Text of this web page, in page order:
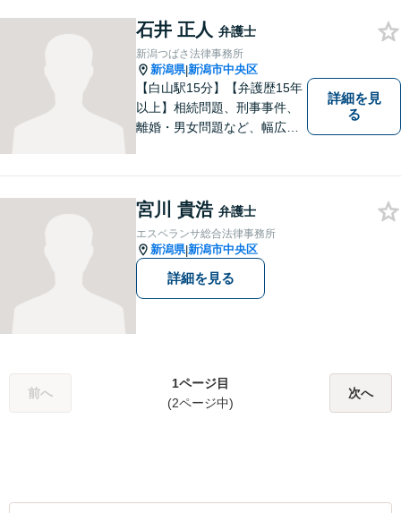
無料】
石井 正人 弁護士
新潟つばさ法律事務所
新潟県|新潟市中央区
【白山駅15分】【弁護歴15年
以上】相続問題、刑事事件、
離婚・男女問題など、幅広い
を目指します。まずはお気軽
にご相談を！【著書多数！】
詳細を見
る
宮川 貴浩 弁護士
エスペランサ総合法律事務所
新潟県|新潟市中央区
詳細を見る
前へ
1ページ目
(2ページ中)
次へ